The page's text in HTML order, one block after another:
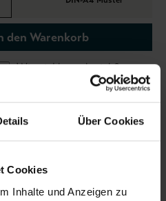
Über Cookies
Cookies
Inhalte und Anzeigen zu
den Warenkorb
Wie viel brauche ich?
Rollen & Mengen berechnen